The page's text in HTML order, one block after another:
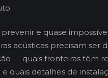
prevenir e quase
acústicas precisam ser
— quais fronteiras têm
quais detalhes de